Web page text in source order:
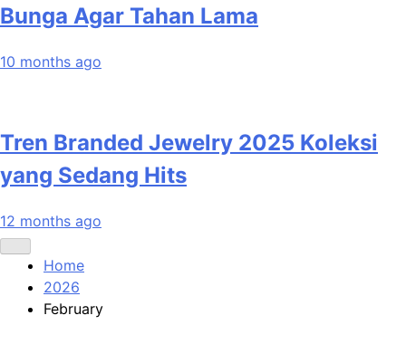
Bunga Agar Tahan Lama
10 months ago
Tren Branded Jewelry 2025 Koleksi
yang Sedang Hits
12 months ago
Home
2026
February